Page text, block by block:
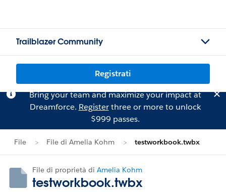
Trailblazer Community
Registrati
Bring your team and maximize your impact at
Dreamforce. Registerthree or more to unlock
$999 passes.
File File di Amelia Kohm testworkbook.twbx
File di proprietà di Amelia Kohm
testworkbook.twbx